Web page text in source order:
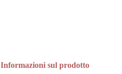
Informazioni sul prodotto